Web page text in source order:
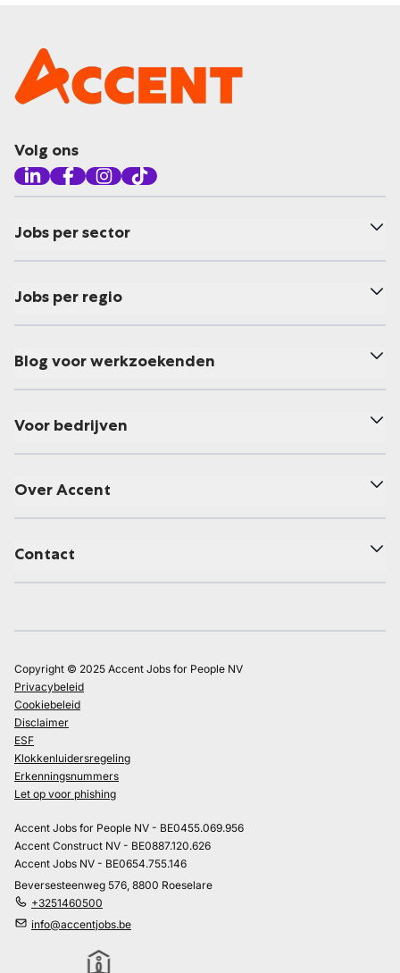
Volg ons
Jobs per sector
Jobs per regio
Blog voor werkzoekenden
Voor bedrijven
Over Accent
Contact
Copyright © 2025 Accent Jobs for People NV
Privacybeleid
Cookiebeleid
Disclaimer
ESF
Klokkenluidersregeling
Erkenningsnummers
Let op voor phishing
Accent Jobs for People NV - BE0455.069.956
Accent Construct NV - BE0887.120.626
Accent Jobs NV - BE0654.755.146
Beversesteenweg 576, 8800 Roeselare
+3251460500
info@accentjobs.be